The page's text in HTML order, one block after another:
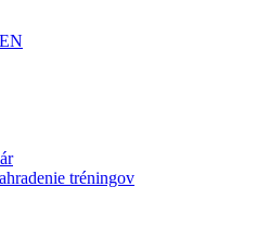
tréningov